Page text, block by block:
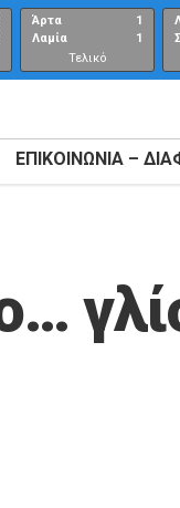
Άρτα
Λαμία
1
1
Τελικό
αποτέλεσμα
ΕΠΙΚΟΙΝΩΝΊΑ –